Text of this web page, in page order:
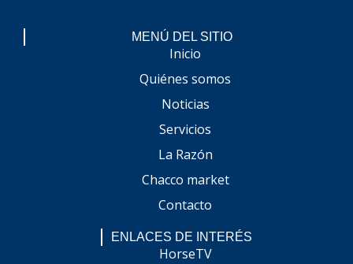
MENÚ DEL SITIO
Inicio
Quiénes somos
Noticias
Servicios
La Razón
Chacco market
Contacto
ENLACES DE INTERÉS
HorseTV